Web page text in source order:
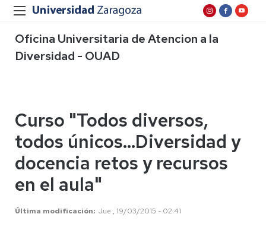
Oficina Universitaria de Atencion a la
Diversidad - OUAD
Curso "Todos diversos,
todos únicos...Diversidad y
docencia retos y recursos
en el aula"
Última modificación Jue , 19/03/2015 - 02:41